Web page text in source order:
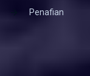
Penafian